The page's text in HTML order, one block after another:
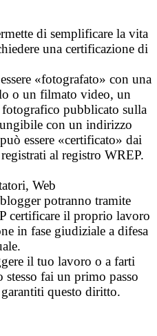
di semplificare la vita
una certificazione di
«fotografato» con una
o un filmato video, un
pubblicato sulla
con un indirizzo
essere «certificato» dai
al registro WREP.
Web
potranno tramite
certificare il proprio lavoro
in fase giudiziale a difesa
il tuo lavoro o a farti
stesso fai un primo passo
questo diritto.